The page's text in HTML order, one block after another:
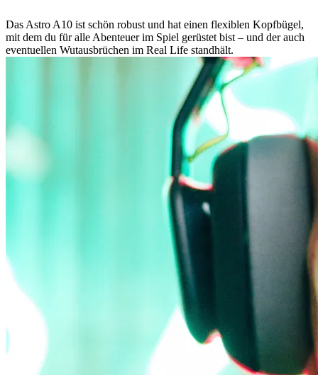
Das Astro A10 ist schön robust und hat einen flexiblen Kopfbügel,
mit dem du für alle Abenteuer im Spiel gerüstet bist – und der auch
eventuellen Wutausbrüchen im Real Life standhält.